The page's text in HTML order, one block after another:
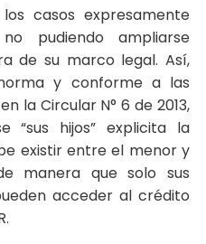
casos expresamente
pudiendo ampliarse
de su marco legal. Así,
y conforme a las
la Circular N° 6 de 2013,
“sus hijos” explicita la
existir entre el menor y
manera que solo sus
acceder al crédito